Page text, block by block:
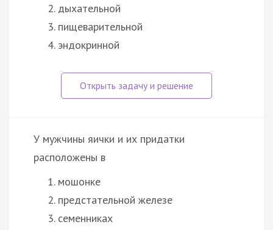
дыхательной
пищеварительной
эндокринной
У мужчины яички и их придатки
расположены в
мошонке
предстательной железе
семенниках